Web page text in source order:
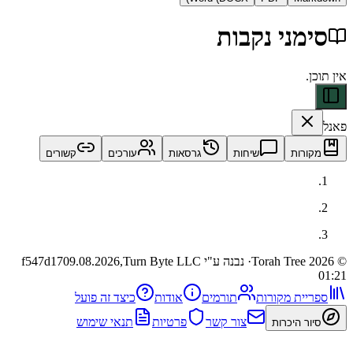
נקבות
שיחות גרסאות עורכים קשורים
· נבנה ע"י Turn Byte LLC f547d1709.08.2026,
מקורות תורמים אודות כיצד זה פועל
היכרות צור קשר פרטיות תנאי שימוש